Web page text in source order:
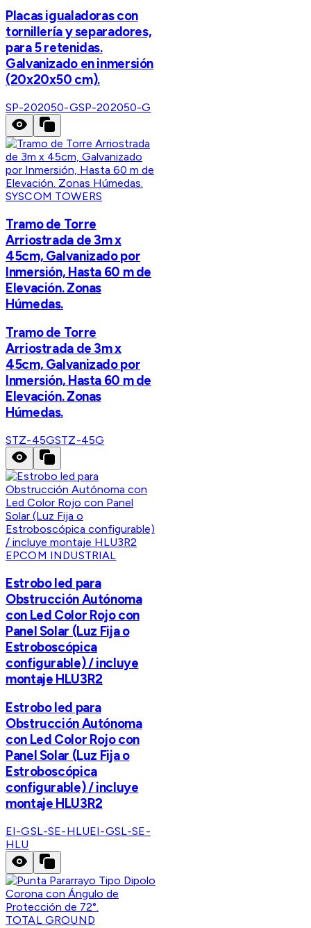
Placas igualadoras con
tornillería y separadores,
para 5 retenidas.
Galvanizado en inmersión
(20x20x50 cm).
SP-202050-GSP-202050-G
SYSCOM TOWERS
Tramo de Torre
Arriostrada de 3m x
45cm, Galvanizado por
Inmersión, Hasta 60 m de
Elevación. Zonas
Húmedas.
Tramo de Torre
Arriostrada de 3m x
45cm, Galvanizado por
Inmersión, Hasta 60 m de
Elevación. Zonas
Húmedas.
STZ-45GSTZ-45G
EPCOM INDUSTRIAL
Estrobo led para
Obstrucción Autónoma
con Led Color Rojo con
Panel Solar (Luz Fija o
Estroboscópica
configurable) / incluye
montaje HLU3R2
Estrobo led para
Obstrucción Autónoma
con Led Color Rojo con
Panel Solar (Luz Fija o
Estroboscópica
configurable) / incluye
montaje HLU3R2
EI-GSL-SE-HLUEI-GSL-SE-
HLU
TOTAL GROUND